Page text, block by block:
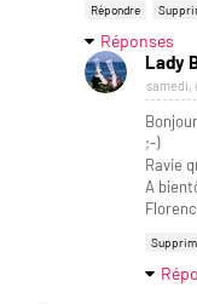
Répondre
Réponses
Lady
samedi,
;-)
Ravie
A